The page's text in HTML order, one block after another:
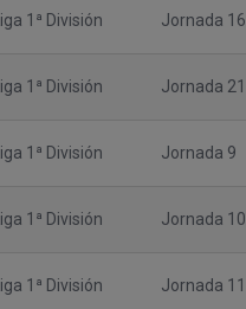
Liga 1ª División Jornada 16
Liga 1ª División Jornada 21
Liga 1ª División Jornada 9
Liga 1ª División Jornada 10
Liga 1ª División Jornada 11